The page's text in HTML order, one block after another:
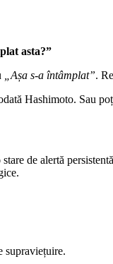
asta?”
„Așa s-a întâmplat”.
Hashimoto. Sau
de alertă
supraviețuire.